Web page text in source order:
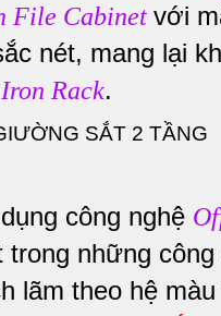
File Cabinet với
nét, mang lại
Iron Rack.
công nghệ
trong những
lãm theo hệ